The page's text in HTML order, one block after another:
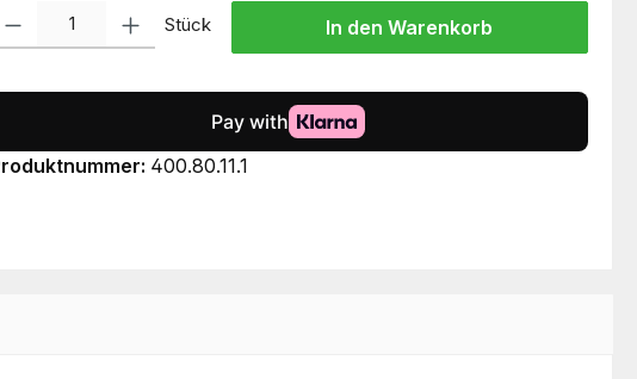
Anzahl: Gib den gewünschten Wert ein oder benutze die Schaltflächen
Stück In den Warenkorb
400.80.11.1